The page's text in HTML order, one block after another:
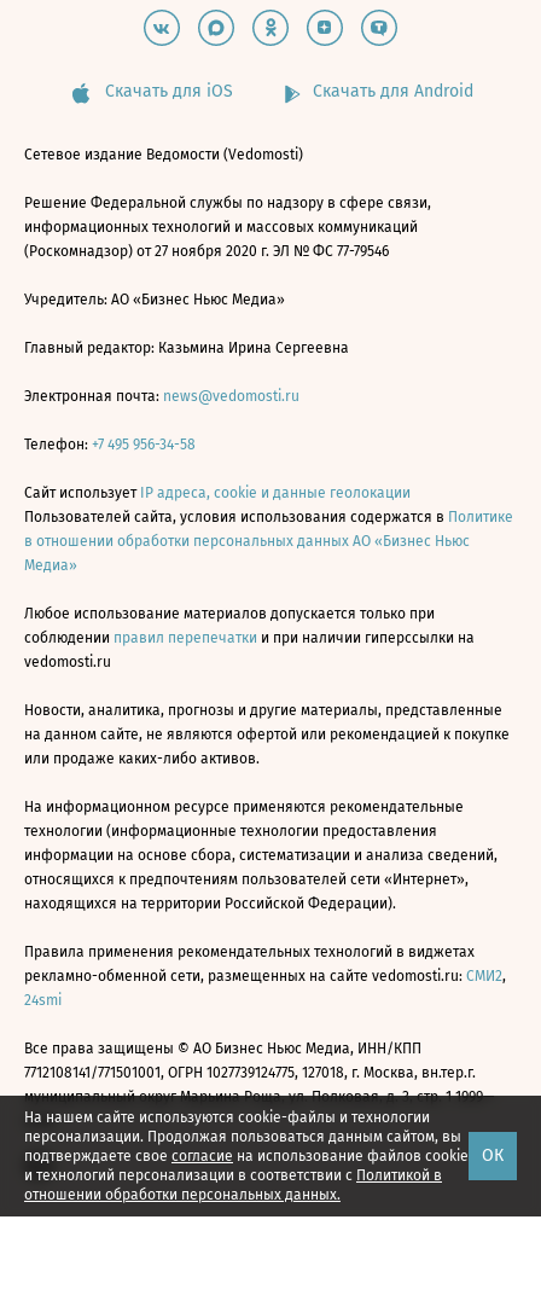
На нашем сайте используются cookie-файлы и технологии
персонализации. Продолжая пользоваться данным сайтом, вы
подтверждаете свое согласие на использование файлов cookie
и технологий персонализации в соответствии с Политикой в
отношении обработки персональных данных.
ОК
Скачать для iOS Скачать для Android
Сетевое издание Ведомости (Vedomosti)
Решение Федеральной службы по надзору в сфере связи,
информационных технологий и массовых коммуникаций
(Роскомнадзор) от 27 ноября 2020 г. ЭЛ № ФС 77-79546
Учредитель: АО «Бизнес Ньюс Медиа»
Главный редактор: Казьмина Ирина Сергеевна
Электронная почта: news@vedomosti.ru
Телефон: +7 495 956-34-58
Сайт использует IP адреса, cookie и данные геолокации
Пользователей сайта, условия использования содержатся в Политике
в отношении обработки персональных данных АО «Бизнес Ньюс
Медиа»
Любое использование материалов допускается только при
соблюдении правил перепечатки и при наличии гиперссылки на
vedomosti.ru
Новости, аналитика, прогнозы и другие материалы, представленные
на данном сайте, не являются офертой или рекомендацией к покупке
или продаже каких-либо активов.
На информационном ресурсе применяются рекомендательные
технологии (информационные технологии предоставления
информации на основе сбора, систематизации и анализа сведений,
относящихся к предпочтениям пользователей сети «Интернет»,
находящихся на территории Российской Федерации).
Правила применения рекомендательных технологий в виджетах
рекламно-обменной сети, размещенных на сайте vedomosti.ru: СМИ2,
24smi
Все права защищены © АО Бизнес Ньюс Медиа, ИНН/КПП
7712108141/771501001, ОГРН 1027739124775, 127018, г. Москва, вн.тер.г.
муниципальный округ Марьина Роща, ул. Полковая, д. 3, стр. 1 1999—
2026